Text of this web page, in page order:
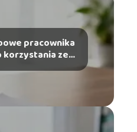
pracownika
korzystania ze
– co